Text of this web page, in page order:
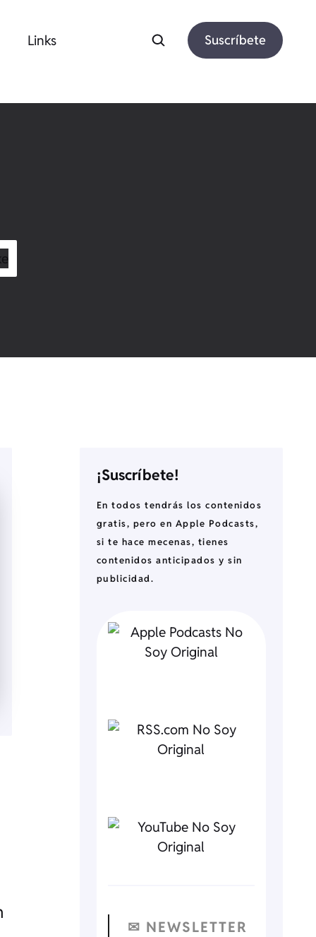
Links Suscríbete
¡Suscríbete!
En todos tendrás los contenidos
gratis, pero en Apple Podcasts,
si te hace mecenas, tienes
contenidos anticipados y sin
publicidad.
✉ NEWSLETTER